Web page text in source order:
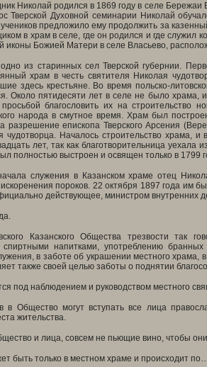
Николай родился в 1869 году в селе
Тверской Духовной семинарии Николай
предложило ему продолжить за
в храм в селе, где он родился и где служил
иконы Божией Матери в селе Власьево,
из старинных сел Тверской губернии.
храм в честь святителя Николая
здесь крестьяне. Во время польско-
Около пятидесяти лет в селе не было храма,
благословить их на строительство
народа в смутное время. Храм был
разрешение епископа Тверского Арсения
чудотворца. Началось строительство храма,
лет, так как благотворительница
полностью выстроен и освящен только в 1799
служения в Казанском храме отец
пороков. 22 октября 1897 года
действующее, министром внутренних
Казанского Общества трезвости так
спиртными напитками, употреблению
в заботе об украшении местного храма,
также своей целью заботы о поднятии
под наблюдением и руководством местного
в Общество могут вступать все лица
жительства.
и лица, совсем не пьющие вино, чтобы
быть только в местном храме и происходит